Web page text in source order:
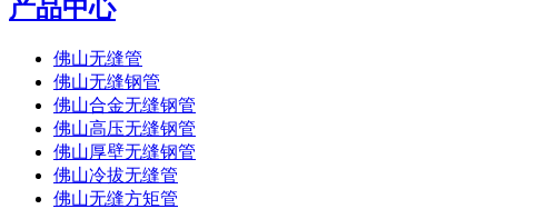
产品中心
佛山无缝管
佛山无缝钢管
佛山合金无缝钢管
佛山高压无缝钢管
佛山厚壁无缝钢管
佛山冷拔无缝管
佛山无缝方矩管